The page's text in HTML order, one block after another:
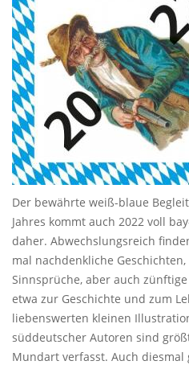
Der bewährte weiß-blaue
Jahres kommt auch 2022 voll
daher. Abwechslungsreich
mal nachdenkliche
Sinnsprüche, aber auch
etwa zur Geschichte und zum
liebenswerten kleinen
süddeutscher Autoren sind
Mundart verfasst. Auch